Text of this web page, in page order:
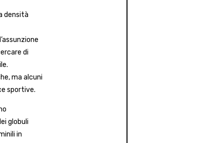
densità
di
ma alcuni
sportive.
globuli
in